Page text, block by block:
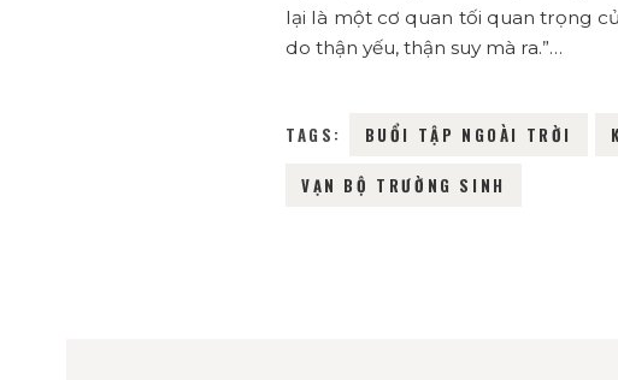
lại là một cơ quan tối quan trọng
do thận yếu, thận suy mà ra.”…
TAGS: BUỔI TẬP NGOÀI TRỜI
VẠN BỘ TRƯỜNG SINH